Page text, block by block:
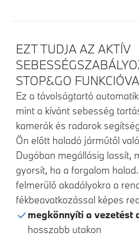
EZT TUDJA AZ AKTÍV
STOP&GO
Ez a távolságtartó
mint a kívánt sebesség
kamerák és radarok
Ön előtt haladó járműtől
Dugóban megállásig lassít,
gyorsít, ha a forgalom
felmerülő akadályokra a
fékbeavatkozással képes
megkönnyíti a vezetést
hosszabb utakon